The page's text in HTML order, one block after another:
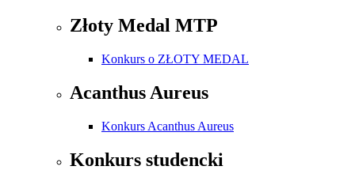
Złoty Medal MTP
Konkurs o ZŁOTY MEDAL
Acanthus Aureus
Konkurs Acanthus Aureus
Konkurs studencki